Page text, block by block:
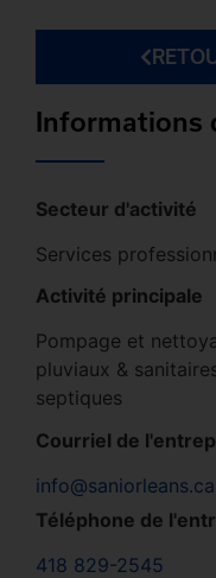
Informations
Secteur d'activité
Services
Activité principale
Pompage et
pluviaux &
septiques
Courriel de
info@saniorleans.ca
Téléphone de
418 829-2545